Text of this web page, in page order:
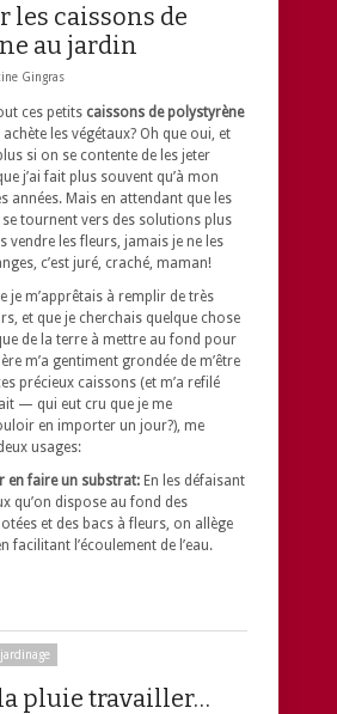
les caissons de
au jardin
Gingras
ces petits caissons de polystyrène
les végétaux? Oh que oui, et
si on se contente de les jeter
j’ai fait plus souvent qu’à mon
années. Mais en attendant que les
tournent vers des solutions plus
vendre les fleurs, jamais je ne les
c’est juré, craché, maman!
je m’apprêtais à remplir de très
et que je cherchais quelque chose
de la terre à mettre au fond pour
m’a gentiment grondée de m’être
précieux caissons (et m’a refilé
— qui eut cru que je me
en importer un jour?), me
usages:
en faire un substrat: En les défaisant
qu’on dispose au fond des
et des bacs à fleurs, on allège
facilitant l’écoulement de l’eau.
pluie travailler…